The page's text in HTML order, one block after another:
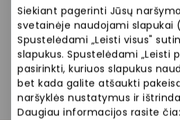
Siekiant pagerinti Jūsų
svetainėje naudojami slapukai
Spustelėdami „Leisti visus"
slapukus. Spustelėdami „Leisti
pasirinkti, kuriuos slapukus
bet kada galite atšaukti
naršyklės nustatymus ir
Daugiau informacijos rasite čia:
Siūlome platų prekių
smulkios dovanos, sezoninės
Drabužiai Parduotuvės